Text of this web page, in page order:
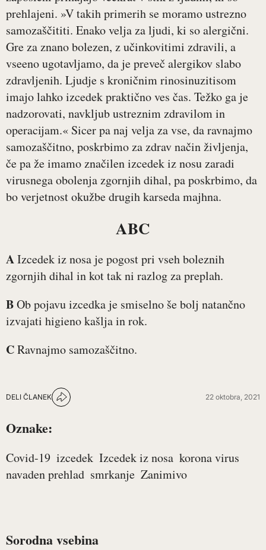
prehlajeni. »V takih primerih se moramo ustrezno
samozaščititi. Enako velja za ljudi, ki so alergični.
Gre za znano bolezen, z učinkovitimi zdravili, a
vseeno ugotavljamo, da je preveč alergikov slabo
zdravljenih. Ljudje s kroničnim rinosinuzitisom
imajo lahko izcedek praktično ves čas. Težko ga je
nadzorovati, navkljub ustreznim zdravilom in
operacijam.« Sicer pa naj velja za vse, da ravnajmo
samozaščitno, poskrbimo za zdrav način življenja,
če pa že imamo značilen izcedek iz nosu zaradi
virusnega obolenja zgornjih dihal, pa poskrbimo, da
bo verjetnost okužbe drugih karseda majhna.
ABC
AIzcedek iz nosa je pogost pri vseh boleznih
zgornjih dihal in kot tak ni razlog za preplah.
BOb pojavu izcedka je smiselno še bolj natančno
izvajati higieno kašlja in rok.
CRavnajmo samozaščitno.
DELI ČLANEK 22 oktobra, 2021
Oznake:
Covid-19 izcedek Izcedek iz nosa korona virus
navaden prehlad smrkanje Zanimivo
Sorodna vsebina